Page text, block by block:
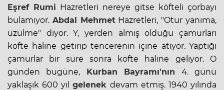
Eşref Rumi Hazretleri nereye gitse köfteli çorbayı
bulamıyor. Abdal MehmetHazretleri, "Otur yanıma,
üzülme" diyor. Y, yerden almış olduğu çamurları
köfte haline getirip tencerenin içine atıyor. Yaptığı
çamurlar bir süre sonra köfte haline geliyor. O
günden bugüne, Kurban Bayramı'nın 4. günü
yaklaşık 600 yılgelenek devam etmiş. 1940 yılında